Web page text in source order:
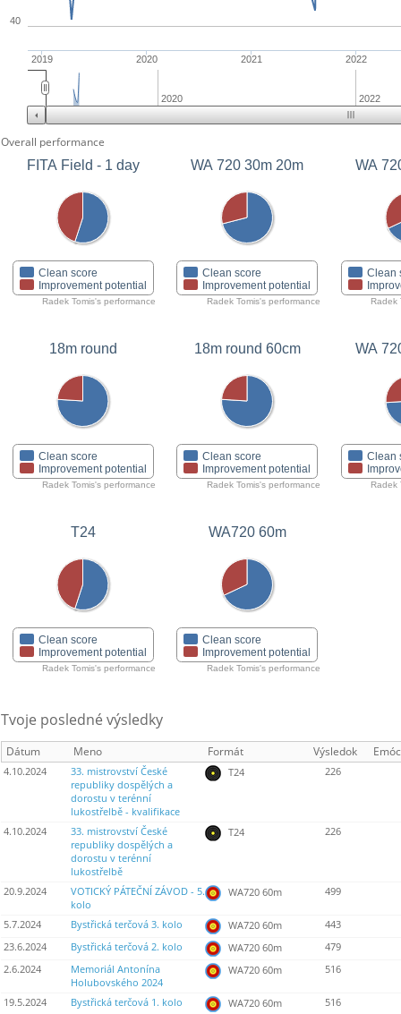
2019 2020 2021 2022
40
2020 2022
Overall performance
FITA Field - 1 day
Clean score
Improvement potential
Radek Tomis's performance
WA 720 30m 20m
Clean score
Improvement potential
Radek Tomis's performance
Clean
Radek
18m round
Clean score
Improvement potential
Radek Tomis's performance
18m round 60cm
Clean score
Improvement potential
Radek Tomis's performance
WA
Clean
Radek
T24
Clean score
Improvement potential
Radek Tomis's performance
WA720 60m
Clean score
Improvement potential
Radek Tomis's performance
Tvoje posledné výsledky
Dátum Meno Formát Výsledok
4.10.2024
33. mistrovství České
republiky dospělých a
dorostu v terénní
lukostřelbě - kvalifikace
T24 226
4.10.2024
33. mistrovství České
republiky dospělých a
dorostu v terénní
lukostřelbě
T24 226
20.9.2024
VOTICKÝ PÁTEČNÍ ZÁVOD - 5.
kolo
WA720 60m 499
5.7.2024 Bystřická terčová 3. kolo WA720 60m
443
23.6.2024
Bystřická terčová 2. kolo WA720 60m
479
2.6.2024
Memoriál Antonína
Holubovského 2024
WA720 60m 516
19.5.2024 Bystřická terčová 1. kolo WA720 60m
516